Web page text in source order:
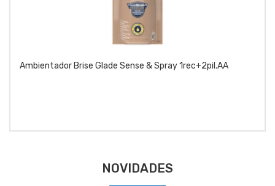
Ambientador Brise Glade Sense & Spray 1rec+2pil.AA
NOVIDADES